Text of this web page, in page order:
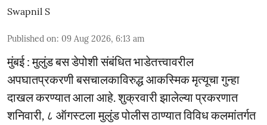
Swapnil S
Published on: 09 Aug 2026, 6:13 am
मुंबई : मुलुंड बस डेपोशी संबंधित भाडेतत्त्वावरील
अपघातप्रकरणी बसचालकाविरुद्ध आकस्मिक मृत्यूचा गुन्हा
दाखल करण्यात आला आहे. शुक्रवारी झालेल्या प्रकरणात
शनिवारी, ८ ऑगस्टला मुलुंड पोलीस ठाण्यात विविध कलमांतर्गत